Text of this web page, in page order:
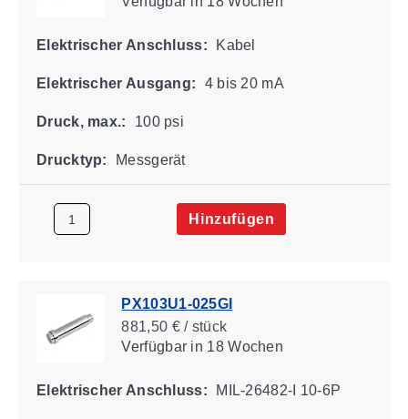
Elektrischer Anschluss: Kabel
Elektrischer Ausgang: 4 bis 20 mA
Druck, max.: 100 psi
Drucktyp: Messgerät
Hinzufügen
PX103U1-025GI
881,50 € / stück
Verfügbarin 18 Wochen
Elektrischer Anschluss: MIL-26482-I 10-6P